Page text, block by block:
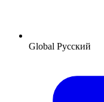
Global Русский